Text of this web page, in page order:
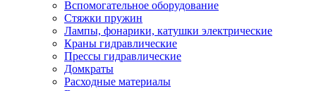
Вспомогательное оборудование
Стяжки пружин
Лампы, фонарики, катушки электрические
Краны гидравлические
Прессы гидравлические
Домкраты
Расходные материалы